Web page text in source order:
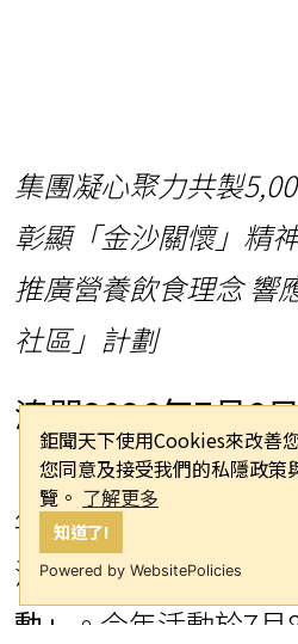
鉅聞天下使用Cookies來改善
您同意及接受我們的私隱政策
覽。 了解更多
知道了!
Powered by WebsitePolicies
集團凝心聚力共製
彰顯「金沙關懷」精
推廣營養飲食理念 響
社區」計劃
澳門2026年7月8
「金沙關懷」關愛社
年積極響應母公司發
活動──「金沙關懷
動」。今年活動於7